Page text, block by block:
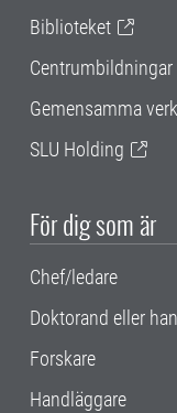
Biblioteket
Gemensamma
SLU Holding
För dig som är
Chef/ledare
Doktorand eller
Forskare
Handläggare